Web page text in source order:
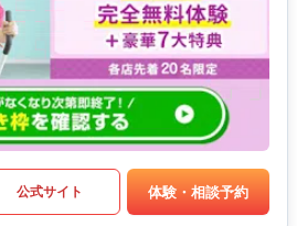
公式サイト 体験・相談予約